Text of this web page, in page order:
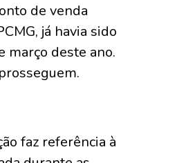
de venda
já havia sido
março deste ano.
faz referência à